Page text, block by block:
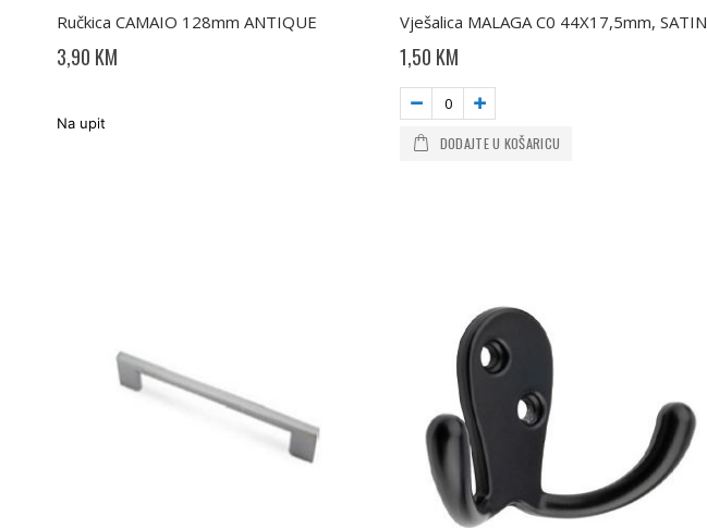
Ručkica CAMAIO 128mm ANTIQUE
3,90 KM
Na upit
Vješalica MALAGA C0 44X17,5mm, SATIN
1,50 KM
DODAJTE U KOŠARICU